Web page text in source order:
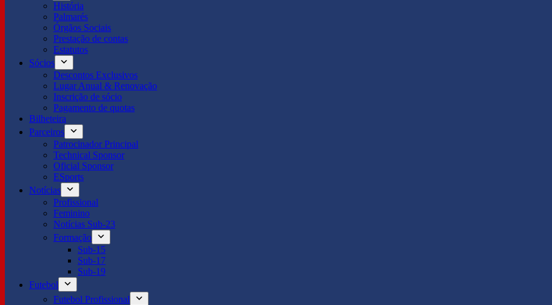
História
Palmarés
Órgãos Sociais
Prestação de contas
Estatutos
Sócios
Descontos Exclusivos
Lugar Anual & Renovação
Inscrição de sócio
Pagamento de quotas
Bilheteira
Parceiros
Patrocinador Principal
Technical Sponsor
Oficial Sponsor
ESports
Notícias
Profissional
Feminino
Notícias Sub-23
Formação
Sub-15
Sub-17
Sub-19
Futebol
Futebol Profissional